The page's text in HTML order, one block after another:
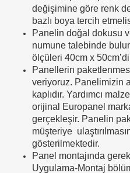
değişimine göre renk
bazlı boya tercih
Panelin doğal dokusu
numune talebinde
ölçüleri 40cm x
Panellerin
veriyoruz. Panelimizin
kaplıdır. Yardımcı
orijinal Europanel
gerçekleşir. Panelin
müşteriye
gösterilmektedir.
Panel montajında
Uygulama-Montaj